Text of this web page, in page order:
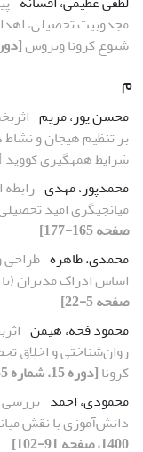
مجذوبیت تحصیلی،
شیوع کرونا ویروس[دوره 15، شماره 52،
م
محسن پور، مریم
بر تنظیم هیجان و نشاط
شرایط همه‏گیری کووید 
محمدپور، مهدی
میانجیگری امید
صفحه 165-177]
محمدی، طاهره طراحی
اساس ادراک مدیران
صفحه 5-22]
محمود فخه، هیمن
روان‌شناختی و اخلاق
کرونا[دوره 15، شماره 55، 1400، صفحه 203-216]
محمودی، احمد بررسی
دانش‌آموزی با نقش
1400، صفحه 91-102]